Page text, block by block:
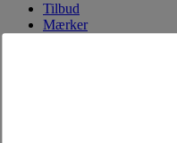
Tilbud
Mærker